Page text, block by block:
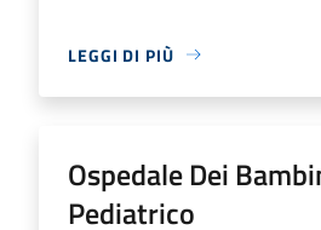
LEGGI DI PIÙ
Ospedale Dei
Pediatrico